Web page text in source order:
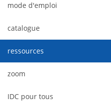
mode d'emploi
catalogue
ressources
zoom
IDC pour tous